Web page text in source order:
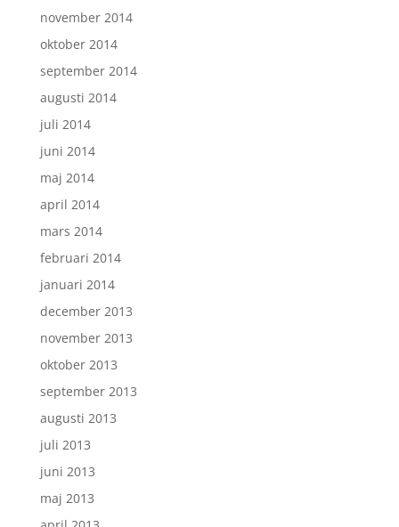
november 2014
oktober 2014
september 2014
augusti 2014
juli 2014
juni 2014
maj 2014
april 2014
mars 2014
februari 2014
januari 2014
december 2013
november 2013
oktober 2013
september 2013
augusti 2013
juli 2013
juni 2013
maj 2013